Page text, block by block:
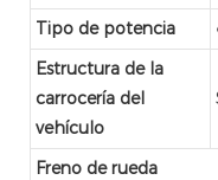
Tipo de potencia
Estructura de la
carrocería del
vehículo
Freno de rueda